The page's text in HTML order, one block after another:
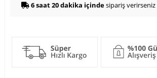
6 saat 20 dakika içindesipariş verirseniz